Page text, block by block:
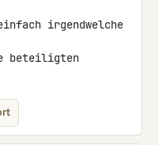
irgendwelche
beteiligten